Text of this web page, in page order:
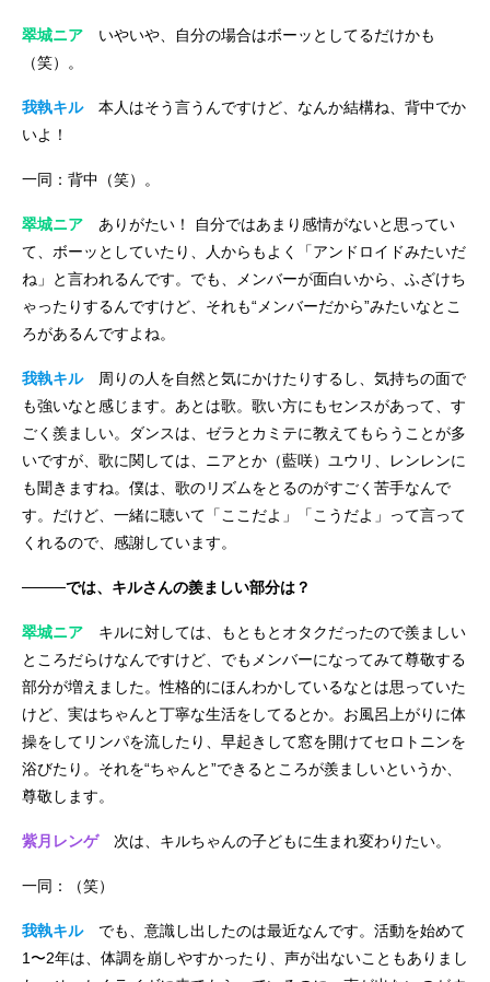
翠城ニア いやいや、自分の場合はボーッとしてるだけかも
（笑）。
我執キル本人はそう言うんですけど、なんか結構ね、背中でか
いよ！
一同：背中（笑）。
翠城ニア ありがたい！ 自分ではあまり感情がないと思ってい
て、ボーッとしていたり、人からもよく「アンドロイドみたいだ
ね」と言われるんです。でも、メンバーが面白いから、ふざけち
ゃったりするんですけど、それも“メンバーだから”みたいなとこ
ろがあるんですよね。
我執キル周りの人を自然と気にかけたりするし、気持ちの面で
も強いなと感じます。あとは歌。歌い方にもセンスがあって、す
ごく羨ましい。ダンスは、ゼラとカミテに教えてもらうことが多
いですが、歌に関しては、ニアとか（藍咲）ユウリ、レンレンに
も聞きますね。僕は、歌のリズムをとるのがすごく苦手なんで
す。だけど、一緒に聴いて「ここだよ」「こうだよ」って言って
くれるので、感謝しています。
────では、キルさんの羨ましい部分は？
翠城ニア キルに対しては、もともとオタクだったので羨ましい
ところだらけなんですけど、でもメンバーになってみて尊敬する
部分が増えました。性格的にほんわかしているなとは思っていた
けど、実はちゃんと丁寧な生活をしてるとか。お風呂上がりに体
操をしてリンパを流したり、早起きして窓を開けてセロトニンを
浴びたり。それを“ちゃんと”できるところが羨ましいというか、
尊敬します。
紫月レンゲ次は、キルちゃんの子どもに生まれ変わりたい。
一同：（笑）
我執キルでも、意識し出したのは最近なんです。活動を始めて
1〜2年は、体調を崩しやすかったり、声が出ないこともありまし